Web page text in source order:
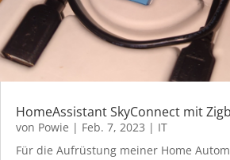
HomeAssistant SkyConnect mit
von Powie | Feb. 7, 2023 | IT
Für die Aufrüstung meiner Home